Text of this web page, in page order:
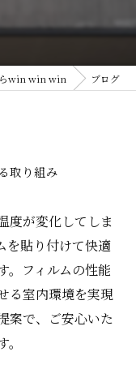
らwin win win ブログ
取り組み
度が変化してしま
を貼り付けて快適
。フィルムの性能
る室内環境を実現
案で、ご安心いた